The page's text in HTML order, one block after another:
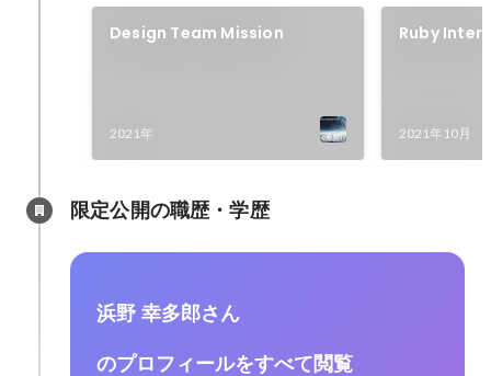
Design Team Mission
2021年
Ruby
2021年10月
限定公開の職歴・学歴
浜野 幸多郎さん
のプロフィールをすべて閲覧